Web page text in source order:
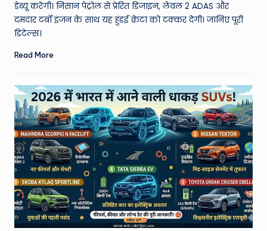
n
d
T
e
W
o
rl
d
डेब्यू करेगी। निसान पेट्रोल से प्रेरित डिजाइन, लेवल 2 ADAS और
दमदार टर्बो इंजन के साथ यह हुंडई क्रेटा को टक्कर देगी। जानिए पूरी
डिटेल्स।
Read More